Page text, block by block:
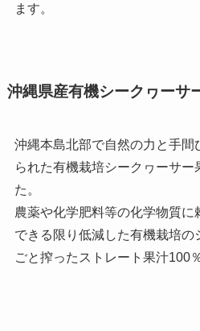
ます。
沖縄県産有機シークヮーサ
沖縄本島北部で自然の力と手間
られた有機栽培シークヮーサー
た。
農薬や化学肥料等の化学物質に
できる限り低減した有機栽培の
ごと搾ったストレート果汁100